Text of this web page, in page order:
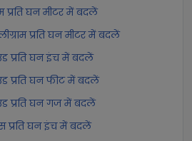
प्रति घन मीटर में बदलें
प्रति घन मीटर में बदलें
प्रति घन इंच में बदलें
प्रति घन फीट में बदलें
प्रति घन गज में बदलें
प्रति घन इंच में बदलें